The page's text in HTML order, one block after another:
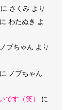
に さくみ より
に わたぬき よ
ノブちゃん より
に
ノブちゃん
です（笑）
に